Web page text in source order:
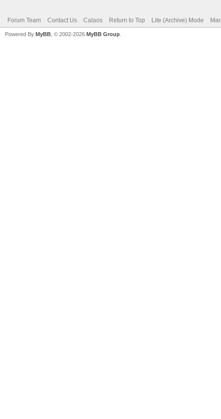
Forum Team Contact Us Calaos Return to Top Lite (Archive) Mode
Powered By MyBB , © 2002-2026 MyBB Group